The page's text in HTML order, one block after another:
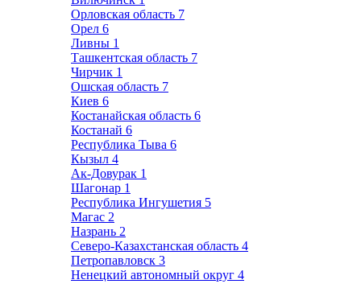
Орловская область 7
Орел 6
Ливны 1
Ташкентская область 7
Чирчик 1
Ошская область 7
Киев 6
Костанайская область 6
Костанай 6
Республика Тыва 6
Кызыл 4
Ак-Довурак 1
Шагонар 1
Республика Ингушетия 5
Магас 2
Назрань 2
Северо-Казахстанская область 4
Петропавловск 3
Ненецкий автономный округ 4